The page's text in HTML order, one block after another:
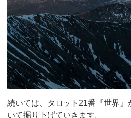
続いては、タロット21番『世界』
いて掘り下げていきます。